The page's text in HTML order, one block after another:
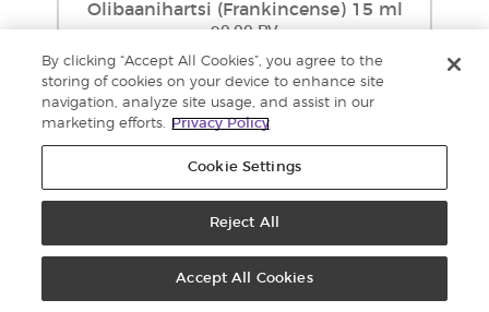
Olibaanihartsi (Frankincense) 15 ml
90.00 PV
Tukkukauppa: €113.69
ostoskoriin
By clicking “Accept All Cookies”, you agree to the
storing of cookies on your device to enhance site
navigation, analyze site usage, and assist in our
marketing efforts.
Privacy Policy
Cookie Settings
Reject All
Accept All Cookies